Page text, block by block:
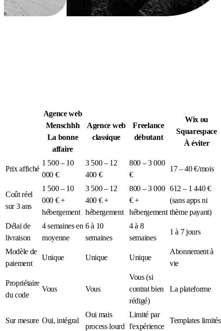
Agence web
Menschhh
La bonne
affaire
Agence web
classique
Freelance
débutant
Wix ou
Squarespace
À éviter
Prix affiché
1 500 – 10
000 €
3 500 – 12
400 €
800 – 3 000
€
17 – 40 €/mois
Coût réel
sur 3 ans
1 500 – 10
000 € +
hébergement
3 500 – 12
400 € +
hébergement
800 – 3 000
€ +
hébergement
612 – 1 440 €
(sans apps ni
thème payant)
Délai de
livraison
4 semaines en
moyenne
6 à 10
semaines
4 à 8
semaines
1 à 7 jours
Modèle de
paiement
Unique Unique Unique
Abonnement à
vie
Propriétaire
du code
Vous Vous
Vous (si
contrat bien
rédigé)
La plateforme
Sur mesure Oui, intégral
Oui mais
process lourd
Limité par
l'expérience
Templates limités